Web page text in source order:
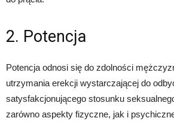
2. Potencja
Potencja odnosi się do zdolności
utrzymania erekcji wystarczającej do
satysfakcjonującego stosunku
zarówno aspekty fizyczne, jak i